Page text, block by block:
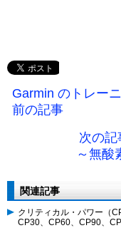
Garmin のトレー
前の記事
次の
～無酸
関連記事
クリティカル・パワー（
CP30、CP60、CP90、